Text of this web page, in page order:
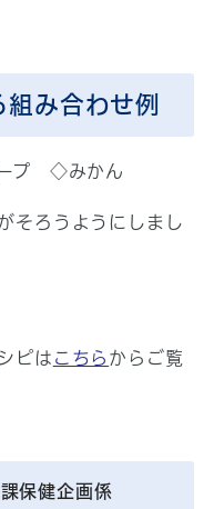
み合わせ例
プ ◇みかん
そろうようにしまし
ピは こちら からご覧
保健企画係